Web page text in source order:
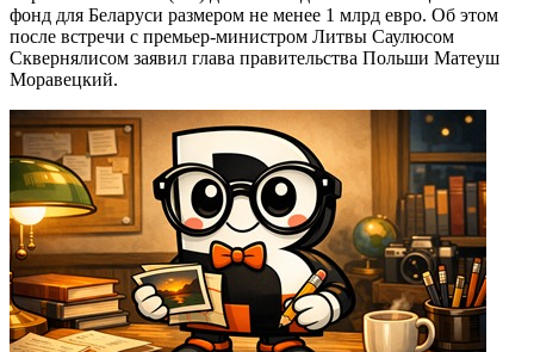
фонд для Беларуси размером не менее 1 млрд евро. Об этом
после встречи с премьер-министром Литвы Саулюсом
Сквернялисом заявил глава правительства Польши Матеуш
Моравецкий.